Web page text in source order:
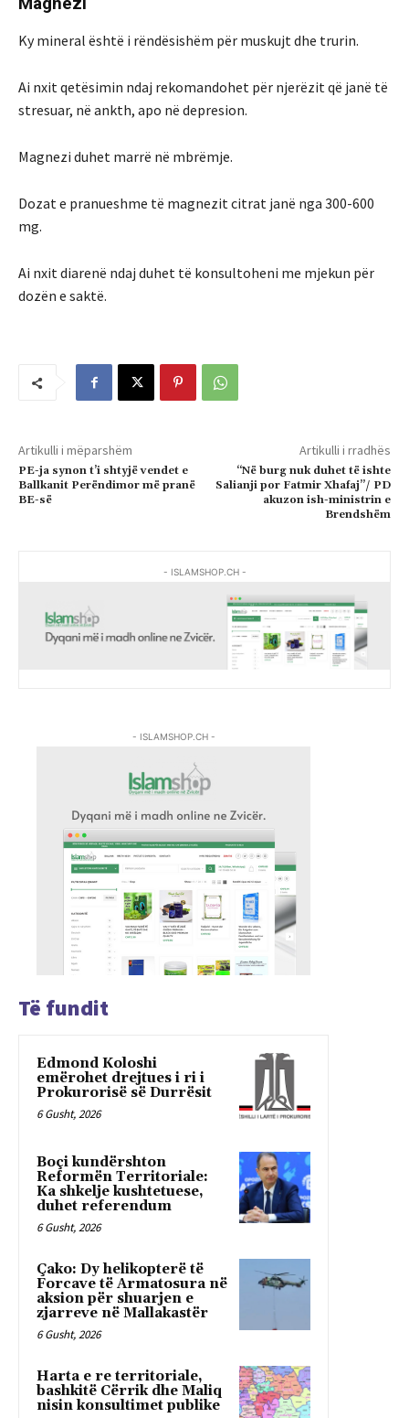
Ky mineral është i rëndësishëm për muskujt dhe trurin.
Ai nxit qetësimin ndaj rekomandohet për njerëzit që janë të
stresuar, në ankth, apo në depresion.
Magnezi duhet marrë në mbrëmje.
Dozat e pranueshme të magnezit citrat janë nga 300-600
mg.
Ai nxit diarenë ndaj duhet të konsultoheni me mjekun për
dozën e saktë.
Artikulli i mëparshëm
PE-ja synon t’i shtyjë vendet e
Ballkanit Perëndimor më pranë
BE-së
Artikulli i rradhës
“Në burg nuk duhet të ishte
Salianji por Fatmir Xhafaj”/ PD
akuzon ish-ministrin e
Brendshëm
- ISLAMSHOP.CH -
- ISLAMSHOP.CH -
Të fundit
Edmond Koloshi
emërohet drejtues i ri i
Prokurorisë së Durrësit
6 Gusht, 2026
Boçi kundërshton
Reformën Territoriale:
Ka shkelje kushtetuese,
duhet referendum
6 Gusht, 2026
Çako: Dy helikopterë të
Forcave të Armatosura në
aksion për shuarjen e
zjarreve në Mallakastër
6 Gusht, 2026
Harta e re territoriale,
bashkitë Cërrik dhe Maliq
nisin konsultimet publike